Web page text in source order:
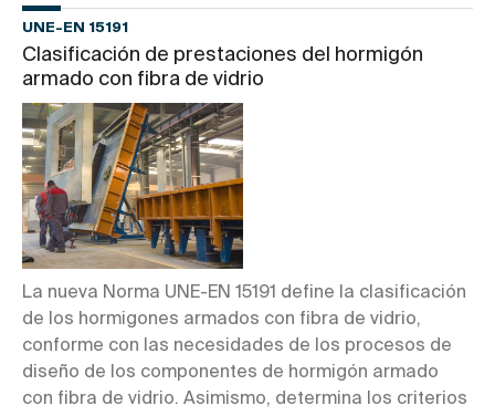
UNE-EN 15191
Clasificación de prestaciones del hormigón
armado con fibra de vidrio
La nueva Norma UNE-EN 15191 define la clasificación
de los hormigones armados con fibra de vidrio,
conforme con las necesidades de los procesos de
diseño de los componentes de hormigón armado
con fibra de vidrio. Asimismo, determina los criterios